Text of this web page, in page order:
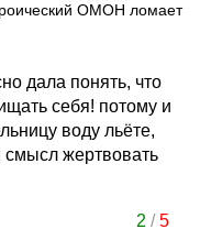
ОМОН ломает
дала понять, что
себя! потому и
воду льёте,
смысл жертвовать
2 /5